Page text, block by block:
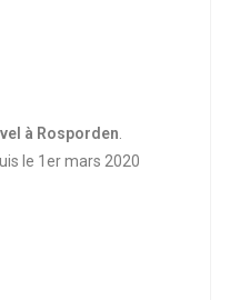
à Rosporden
le 1er mars 2020